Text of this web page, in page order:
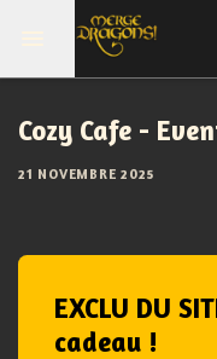
Cozy Cafe -
21 NOVEMBRE 2025
EXCLU DU
cadeau !